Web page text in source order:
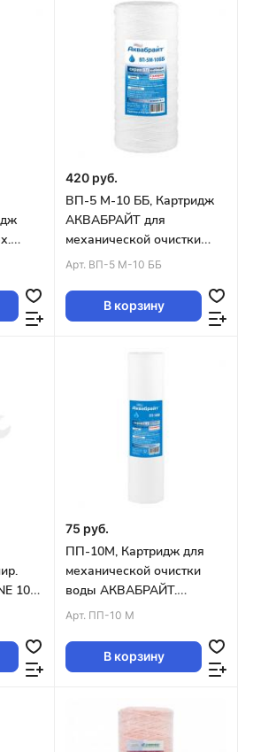
420 руб.
ВП-5 М-10 ББ, Картридж
АКВАБРАЙТ для
механической очистки
воды. Пористость 5
шт)
Арт. ВП-5 М-10 ББ
В корзину
10
75 руб.
ПП-10М, Картридж для
механической очистки
воды АКВАБРАЙТ.
Пористость 10 мкр, Тип
Арт. ПП-10 М
В корзину